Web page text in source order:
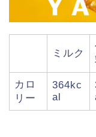
ミルク
カロ
リー
364kc
al